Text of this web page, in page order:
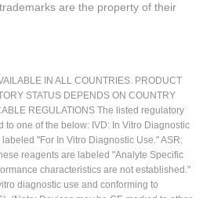
are the property of their
IN ALL COUNTRIES. PRODUCT
STATUS DEPENDS ON COUNTRY
REGULATIONS The listed regulatory
to one of the below: IVD: In Vitro Diagnostic
"For In Vitro Diagnostic Use." ASR:
reagents are labeled "Analyte Specific
characteristics are not established."
diagnostic use and conforming to